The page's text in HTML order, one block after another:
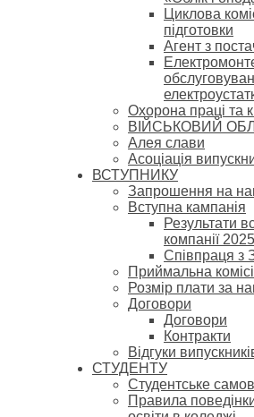
Циклова
підготовки
Агент з
Охорона праці та
ВІЙСЬКОВИЙ
Алея слави
Асоціація
ВСТУПНИКУ
Запрошення на
Вступна кампанія
Результати
компанії 2025
Співпраця з
Приймальна
Розмір плати за
Договори
Договори
Контракти
Відгуки
СТУДЕНТУ
Cтудентське
Правила